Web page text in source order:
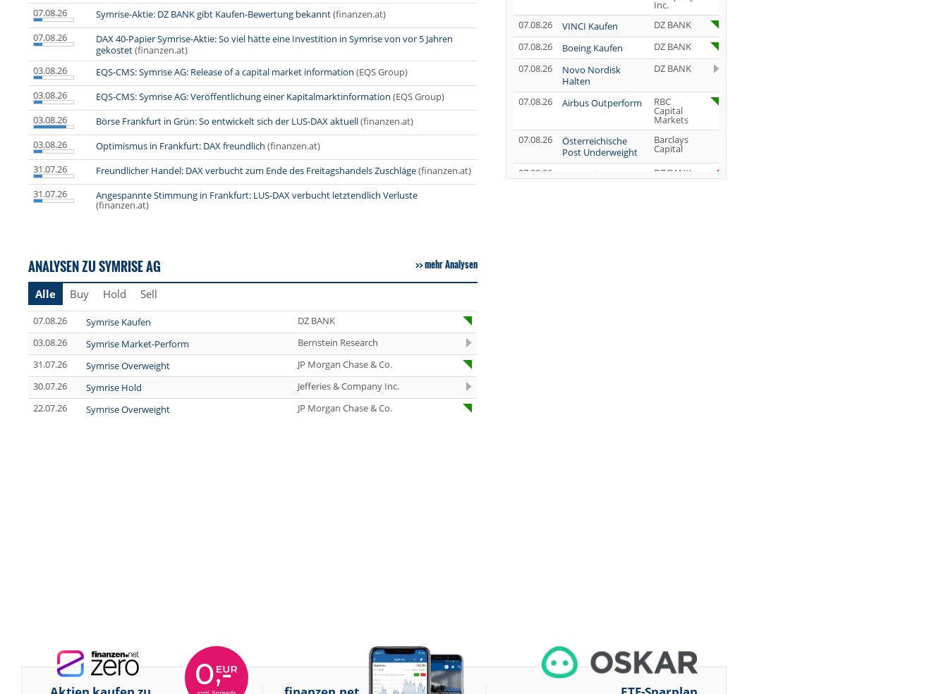
07.08.26 Symrise-Aktie: DZ BANK gibt Kaufen-Bewertung bekannt(finanzen.at)
07.08.26
DAX 40-Papier Symrise-Aktie: So viel hätte eine Investition in Symrise von vor 5 Jahren
gekostet(finanzen.at)
03.08.26
EQS-CMS: Symrise AG: Release of a capital market information (EQS Group)
03.08.26
EQS-CMS: Symrise AG: Veröffentlichung einer Kapitalmarktinformation (EQS Group)
03.08.26
Börse Frankfurt in Grün: So entwickelt sich der LUS-DAX aktuell(finanzen.at)
03.08.26
Optimismus in Frankfurt: DAX freundlich (finanzen.at)
31.07.26
Freundlicher Handel: DAX verbucht zum Ende des Freitagshandels Zuschläge(finanzen.at)
31.07.26
Angespannte Stimmung in Frankfurt: LUS-DAX verbucht letztendlich Verluste
(finanzen.at)
ANALYSEN ZU SYMRISE AG mehr Analysen
Alle Buy Hold Sell
07.08.26 Symrise Kaufen
DZ BANK
03.08.26
Symrise Market-Perform
Bernstein Research
31.07.26
Symrise Overweight
JP Morgan Chase & Co.
30.07.26
Symrise Hold
Jefferies & Company Inc.
22.07.26
Symrise Overweight JP Morgan Chase & Co.
Inc.
07.08.26
VINCI Kaufen
DZ BANK
07.08.26
Boeing Kaufen
DZ BANK
07.08.26
Novo Nordisk
Halten
DZ BANK
07.08.26 Airbus Outperform RBC
Capital
Markets
07.08.26
Österreichische
Post Underweight
Barclays
Capital
07.08.26
SUSS MicroTec
DZ BANK
Company
Inc.
07.08.26
Scout24 Kaufen